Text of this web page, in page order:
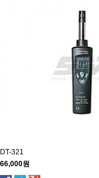
DT-321
66,000원